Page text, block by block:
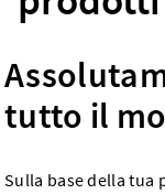
tutto il
Sulla base della tua